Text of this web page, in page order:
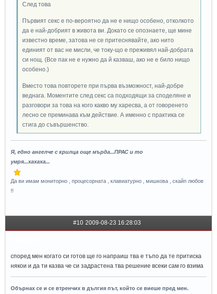
След това
Първият секс е по-вероятно да не е нищо особено, отколкото
да е най-добрият в живота ви. Докато се опознаете, ще мине
известно време, затова не се притеснявайте, ако нито
единият от вас не мисли, че току-що е преживял най-добрата
си нощ. (Все пак не е нужно да й казваш, ако не е било нищо
особено.)
Вместо това повторете при първа възможност, най-добре
веднага. Моментите след секс са подходящи за споделяне и
разговори за това на кого какво му харесва, а от говоренето
лесно се преминава към действие. А именно с практика се
стига до съвършенство.
Я, едно ангелче с крилца още мърда...ПРАС и то
умря...хахаха...
Да ви имам мониторно , процесорната , клавиатурно , мишкова , скайп любов
!!
#10 2009-08-23 16:28:03
според мен когато си готов ще го напраиш тва е тъпо да те притиска
някои и да ти казва че си задрастена тва решение всеки сам го взима
Обърнах се и се втренчих в дългия път, който се виеше пред мен.